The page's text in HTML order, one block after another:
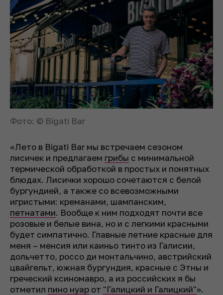
Фото: © Bigati Bar
«Лето в Bigati Bar мы встречаем сезоном
лисичек и предлагаем грибы с минимальной
термической обработкой в простых и понятных
блюдах. Лисички хорошо сочетаются с белой
бургундией, а также со всевозможными
игристыми: креманами, шампанским,
петнатами. Вообще к ним подходят почти все
розовые и белые вина, но и с легкими красными
будет симпатично. Главные летние красные для
меня – менсия или каиньо тинто из Галисии,
дольчетто, россо ди монтальчино, австрийский
цвайгельт, южная бургундия, красные с Этны и
греческий ксиномавро, а из российских я бы
отметил пино нуар от "Галицкий и Галицкий"».